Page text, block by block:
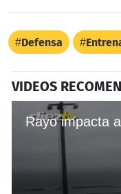
Defensa
VIDEOS